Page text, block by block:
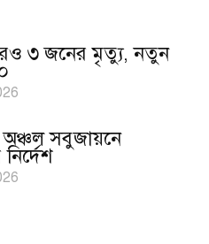
৩ জনের মৃত্যু, নতুন
অঞ্চল সবুজায়নে
নির্দেশ